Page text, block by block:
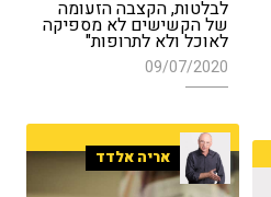
לבלטות, הקצבה הזעומה
של הקשישים לא מספיקה
לאוכל ולא לתרופות"
09/07/2020
אריה אלדד